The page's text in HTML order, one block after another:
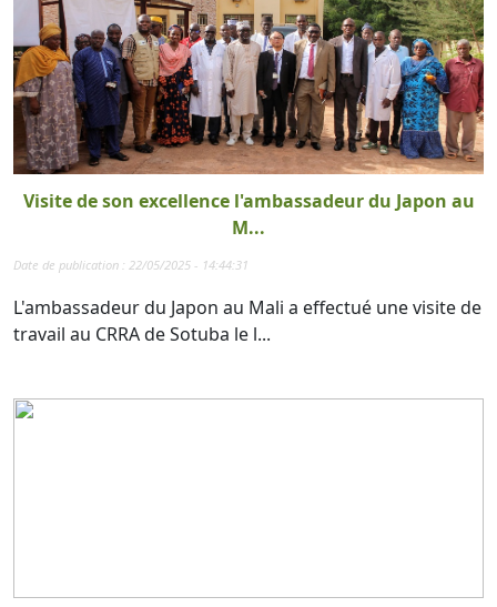
Visite de son excellence l'ambassadeur du Japon au
M...
Date de publication : 22/05/2025 - 14:44:31
L'ambassadeur du Japon au Mali a effectué une visite de
travail au CRRA de Sotuba le l...